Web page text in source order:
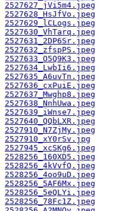
2527627_jVi5m4.jpeg
2527628_HsJfVo.jpeg
2527629_lCLogs.jpeg
2527630_VhTarq.jpeg
2527631_2DP6Sr.jpeg
2527632_zfspPS.jpeg
2527633_O5Q9K3.jpeg
2527634_LwbIi6.jpeg
2527635_A6uvTn.jpeg
2527636_cxPuiE.jpeg
2527637_Mwghp8.jpeg
2527638_NnhUwa.jpeg
2527639_iWnse7.jpeg
2527640_QQbLXR.jpeg
2527910_N7ZjMy.jpeg
2527910_xY0rSv.jpg
2527945_xcSKg6.jpeg
2528256_160XD5.jpeg
2528256_4kVvfQ.jpeg
2528256_4oo9uD.jpeg
2528256_5AF6Mx.jpeg
2528256_5eQLYi.jpeg
2528256_78Fc1Z.jpeg